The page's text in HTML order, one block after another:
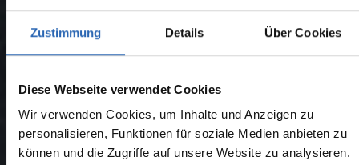
Zustimmung Details Über Cookies
Diese Webseite verwendet Cookies
Wir verwenden Cookies, um Inhalte und Anzeigen zu
personalisieren, Funktionen für soziale Medien anbieten zu
können und die Zugriffe auf unsere Website zu analysieren.